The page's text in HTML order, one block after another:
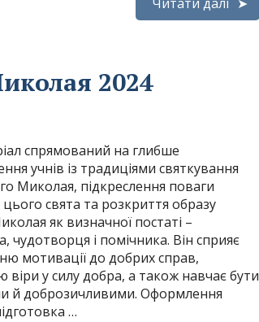
2024
спрямований на глибше
учнів із традиціями святкування
Миколая, підкреслення поваги
свята та розкриття образу
як визначної постаті –
чудотворця і помічника. Він сприяє
мотивації до добрих справ,
віри у силу добра, а також навчає бути
й доброзичливими. Оформлення
…